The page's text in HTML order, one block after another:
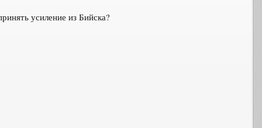
усиление из Бийска?